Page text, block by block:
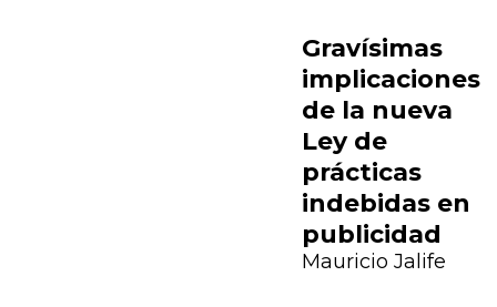
Gravísimas
implicaciones
de la nueva
Ley de
prácticas
indebidas en
publicidad
Mauricio Jalife